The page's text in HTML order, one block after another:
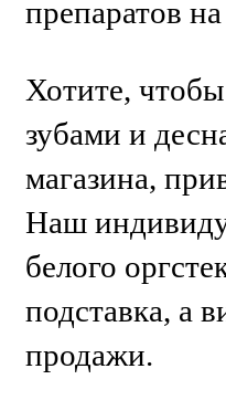
препаратов
Хотите,
зубами и
магазина,
Наш
белого
подставка, а
продажи.